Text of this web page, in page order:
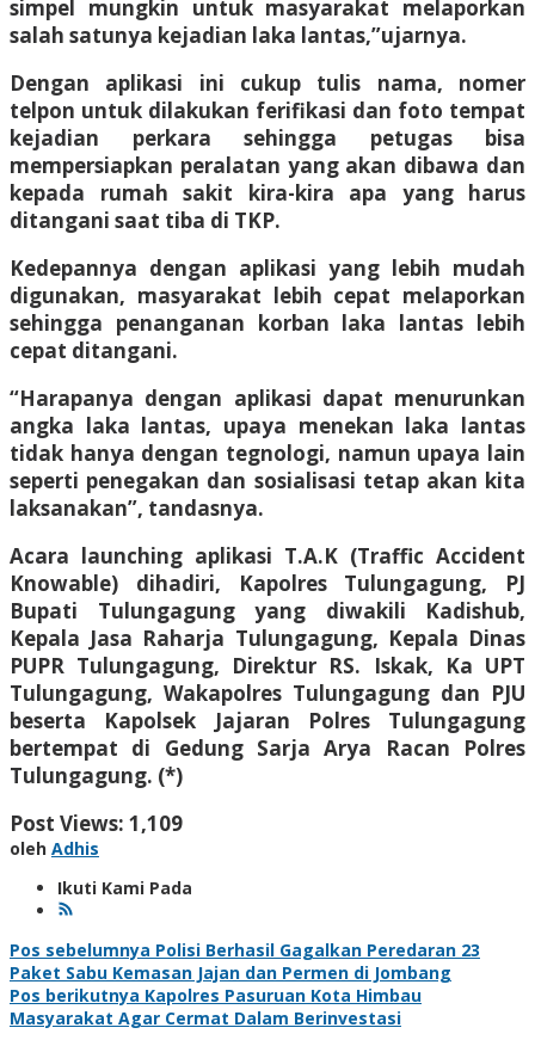
simpel mungkin untuk masyarakat melaporkan
salah satunya kejadian laka lantas,”ujarnya.
Dengan aplikasi ini cukup tulis nama, nomer
telpon untuk dilakukan ferifikasi dan foto tempat
kejadian perkara sehingga petugas bisa
mempersiapkan peralatan yang akan dibawa dan
kepada rumah sakit kira-kira apa yang harus
ditangani saat tiba di TKP.
Kedepannya dengan aplikasi yang lebih mudah
digunakan, masyarakat lebih cepat melaporkan
sehingga penanganan korban laka lantas lebih
cepat ditangani.
“Harapanya dengan aplikasi dapat menurunkan
angka laka lantas, upaya menekan laka lantas
tidak hanya dengan tegnologi, namun upaya lain
seperti penegakan dan sosialisasi tetap akan kita
laksanakan”, tandasnya.
Acara launching aplikasi T.A.K (Traffic Accident
Knowable) dihadiri, Kapolres Tulungagung, PJ
Bupati Tulungagung yang diwakili Kadishub,
Kepala Jasa Raharja Tulungagung, Kepala Dinas
PUPR Tulungagung, Direktur RS. Iskak, Ka UPT
Tulungagung, Wakapolres Tulungagung dan PJU
beserta Kapolsek Jajaran Polres Tulungagung
bertempat di Gedung Sarja Arya Racan Polres
Tulungagung. (*)
Post Views: 1,109
oleh Adhis
Ikuti Kami Pada
Navigasi
pos
Pos sebelumnya Polisi Berhasil Gagalkan Peredaran 23
Paket Sabu Kemasan Jajan dan Permen di Jombang
Pos berikutnya Kapolres Pasuruan Kota Himbau
Masyarakat Agar Cermat Dalam Berinvestasi